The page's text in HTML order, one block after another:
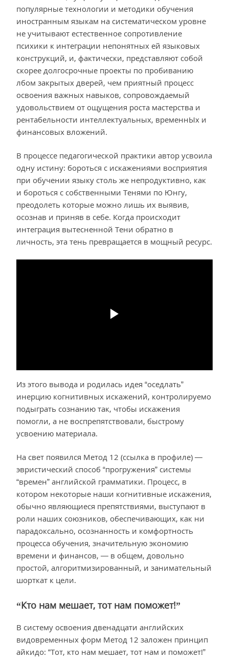
популярные технологии и методики обучения
иностранным языкам на систематическом уровне
не учитывают естественное сопротивление
психики к интеграции непонятных ей языковых
конструкций, и, фактически, представляют собой
скорее долгосрочные проекты по пробиванию
лбом закрытых дверей, чем приятный процесс
освоения важных навыков, сопровождаемый
удовольствием от ощущения роста мастерства и
рентабельности интеллектуальных, временнЫх и
финансовых вложений.
В процессе педагогической практики автор усвоила
одну истину: бороться с искажениями восприятия
при обучении языку столь же непродуктивно, как
и бороться с собственными Тенями по Юнгу,
преодолеть которые можно лишь их выявив,
осознав и приняв в себе. Когда происходит
интеграция вытесненной Тени обратно в
личность, эта тень превращается в мощный ресурс.
Из этого вывода и родилась идея “оседлать”
инерцию когнитивных искажений, контролируемо
подыграть сознанию так, чтобы искажения
помогли, а не воспрепятствовали, быстрому
усвоению материала.
На свет появился Метод 12 (ссылка в профиле) —
эвристический способ “прогружения” системы
“времен” английской грамматики. Процесс, в
котором некоторые наши когнитивные искажения,
обычно являющиеся препятствиями, выступают в
роли наших союзников, обеспечивающих, как ни
парадоксально, осознанность и комфортность
процесса обучения, значительную экономию
времени и финансов, — в общем, довольно
простой, алгоритмизированный, и занимательный
шорткат к цели.
“Кто нам мешает, тот нам поможет!”
В систему освоения двенадцати английских
видовременных форм Метод 12 заложен принцип
айкидо: “Тот, кто нам мешает, тот нам и поможет!”